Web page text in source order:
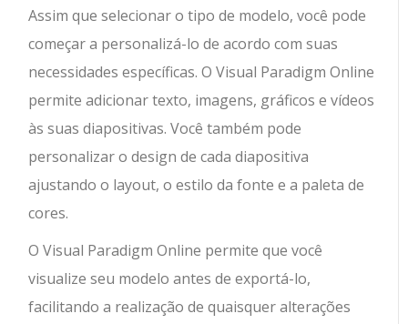
Assim que selecionar o tipo de modelo, você pode
começar a personalizá-lo de acordo com suas
necessidades específicas. O Visual Paradigm Online
permite adicionar texto, imagens, gráficos e vídeos
às suas diapositivas. Você também pode
personalizar o design de cada diapositiva
ajustando o layout, o estilo da fonte e a paleta de
cores.
O Visual Paradigm Online permite que você
visualize seu modelo antes de exportá-lo,
facilitando a realização de quaisquer alterações